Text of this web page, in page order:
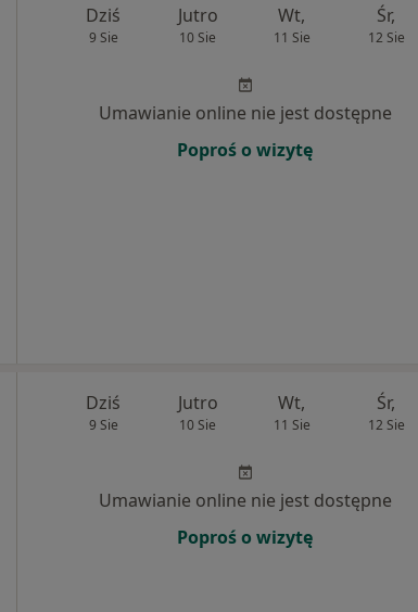
Dziś
9 Sie
Jutro
10 Sie
Wt,
11 Sie
Śr,
12 Sie
Umawianie online nie jest dostępne
Poproś o wizytę
Dziś
9 Sie
Jutro
10 Sie
Wt,
11 Sie
Śr,
12 Sie
Umawianie online nie jest dostępne
Poproś o wizytę